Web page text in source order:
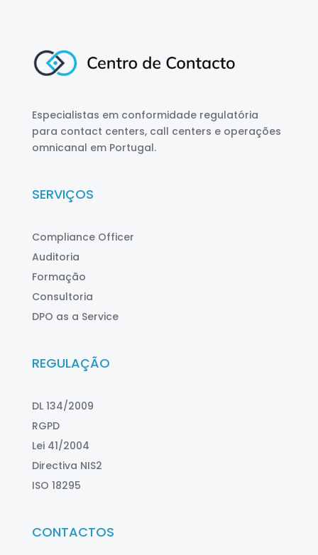
Especialistas em conformidade regulatória
para contact centers, call centers e operações
omnicanal em Portugal.
SERVIÇOS
Compliance Officer
Auditoria
Formação
Consultoria
DPO as a Service
REGULAÇÃO
DL 134/2009
RGPD
Lei 41/2004
Directiva NIS2
ISO 18295
CONTACTOS